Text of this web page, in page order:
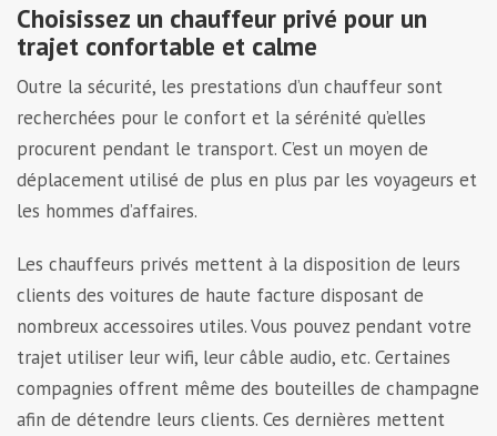
Choisissez un chauffeur privé pour un
trajet confortable et calme
Outre la sécurité, les prestations d’un chauffeur sont
recherchées pour le confort et la sérénité qu’elles
procurent pendant le transport. C’est un moyen de
déplacement utilisé de plus en plus par les voyageurs et
les hommes d’affaires.
Les chauffeurs privés mettent à la disposition de leurs
clients des voitures de haute facture disposant de
nombreux accessoires utiles. Vous pouvez pendant votre
trajet utiliser leur wifi, leur câble audio, etc. Certaines
compagnies offrent même des bouteilles de champagne
afin de détendre leurs clients. Ces dernières mettent